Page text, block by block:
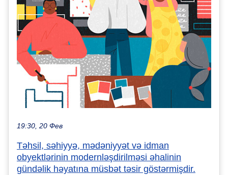
19:30, 20 Фев
Təhsil, səhiyyə, mədəniyyət və idman
obyektlərinin modernləşdirilməsi əhalinin
gündəlik həyatına müsbət təsir göstərmişdir.